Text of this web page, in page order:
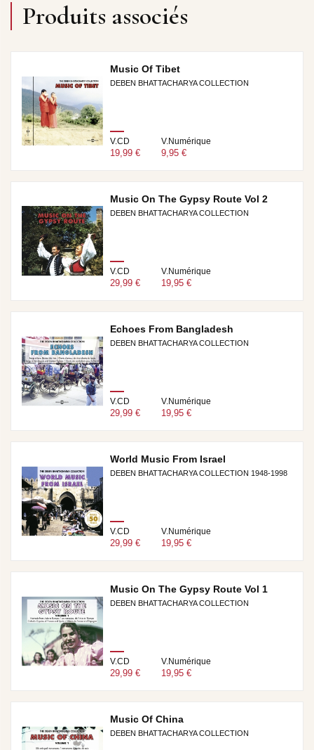
Produits associés
Music Of Tibet
DEBEN BHATTACHARYA COLLECTION
V.CD
19,99 €
V.Numérique
9,95 €
Music On The Gypsy Route Vol 2
DEBEN BHATTACHARYA COLLECTION
V.CD
29,99 €
V.Numérique
19,95 €
Echoes From Bangladesh
DEBEN BHATTACHARYA COLLECTION
V.CD
29,99 €
V.Numérique
19,95 €
World Music From Israel
DEBEN BHATTACHARYA COLLECTION 1948-1998
V.CD
29,99 €
V.Numérique
19,95 €
Music On The Gypsy Route Vol 1
DEBEN BHATTACHARYA COLLECTION
V.CD
29,99 €
V.Numérique
19,95 €
Music Of China
DEBEN BHATTACHARYA COLLECTION